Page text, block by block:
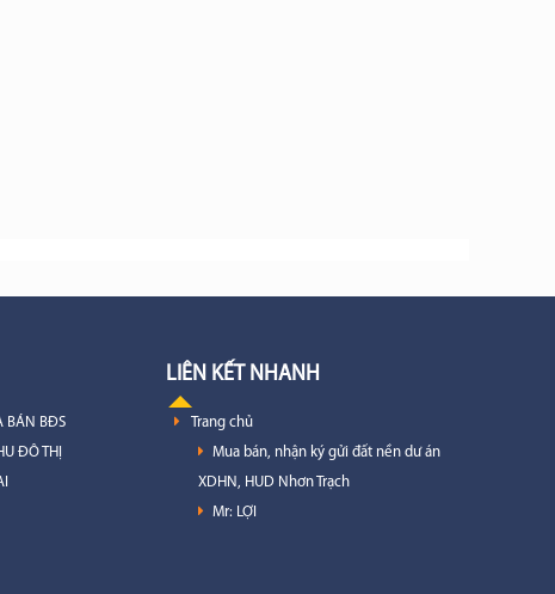
BÁN BĐS
ĐÔ THỊ
LIÊN KẾT NHANH
Trang chủ
Mua bán, nhận ký gửi đất nền dư án
XDHN, HUD Nhơn Trạch
Mr: LỢI